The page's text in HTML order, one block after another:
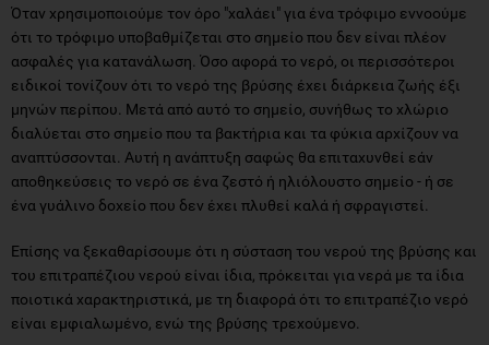
Όταν χρησιμοποιούμε τον όρο "χαλάει" για ένα τρόφιμο εννοούμε
ότι το τρόφιμο υποβαθμίζεται στο σημείο που δεν είναι πλέον
ασφαλές για κατανάλωση. Όσο αφορά το νερό, οι περισσότεροι
ειδικοί τονίζουν ότι το νερό της βρύσης έχει διάρκεια ζωής έξι
μηνών περίπου. Μετά από αυτό το σημείο, συνήθως το χλώριο
διαλύεται στο σημείο που τα βακτήρια και τα φύκια αρχίζουν να
αναπτύσσονται. Αυτή η ανάπτυξη σαφώς θα επιταχυνθεί εάν
αποθηκεύσεις το νερό σε ένα ζεστό ή ηλιόλουστο σημείο - ή σε
ένα γυάλινο δοχείο που δεν έχει πλυθεί καλά ή σφραγιστεί.
Επίσης να ξεκαθαρίσουμε ότι η σύσταση του νερού της βρύσης και
του επιτραπέζιου νερού είναι ίδια, πρόκειται για νερά με τα ίδια
ποιοτικά χαρακτηριστικά, με τη διαφορά ότι το επιτραπέζιο νερό
είναι εμφιαλωμένο, ενώ της βρύσης τρεχούμενο.